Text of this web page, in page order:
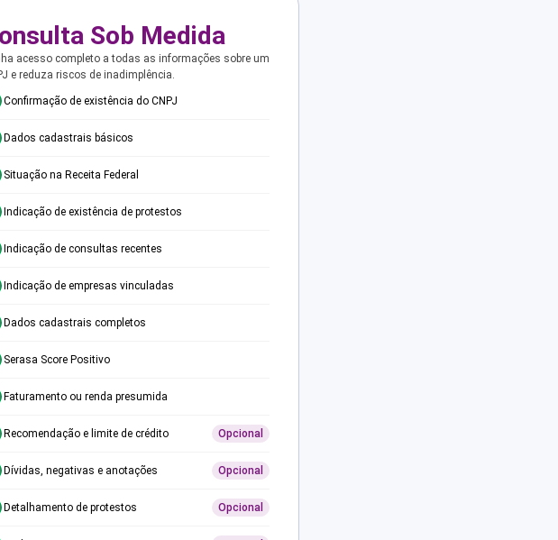
Sob Medida
acesso completo a todas as informações sobre um
e reduza riscos de inadimplência.
Confirmação de existência do CNPJ
Dados cadastrais básicos
Situação na Receita Federal
Indicação de existência de protestos
Indicação de consultas recentes
Indicação de empresas vinculadas
Dados cadastrais completos
Serasa Score Positivo
Faturamento ou renda presumida
Recomendação e limite de crédito Opcional
Dívidas, negativas e anotações Opcional
Detalhamento de protestos Opcional